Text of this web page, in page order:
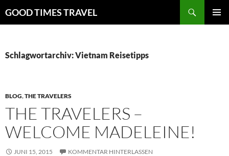
Inhalt
GOOD TIMES TRAVEL
Schlagwortarchiv: Vietnam Reisetipps
BLOG,THE TRAVELERS
THE TRAVELERS –
WELCOME MADELEINE!
JUNI 15, 2015 KOMMENTAR HINTERLASSEN